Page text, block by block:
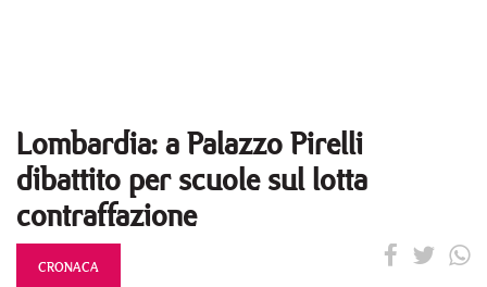
Lombardia: a Palazzo Pirelli
dibattito per scuole sul lotta
contraffazione
CRONACA